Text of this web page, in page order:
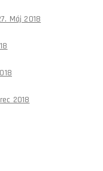
Máj 2018
2018